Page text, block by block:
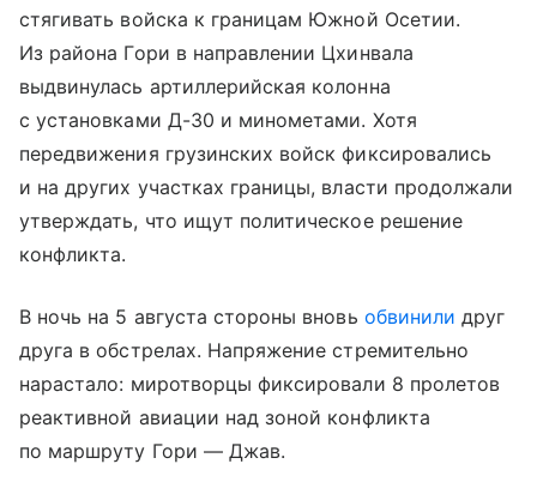
стягивать войска к границам Южной Осетии.
Из района Гори в направлении Цхинвала
выдвинулась артиллерийская колонна
с установками Д-30 и минометами. Хотя
передвижения грузинских войск фиксировались
и на других участках границы, власти продолжали
утверждать, что ищут политическое решение
конфликта.
В ночь на 5 августа стороны вновь обвинили друг
друга в обстрелах. Напряжение стремительно
нарастало: миротворцы фиксировали 8 пролетов
реактивной авиации над зоной конфликта
по маршруту Гори — Джав.